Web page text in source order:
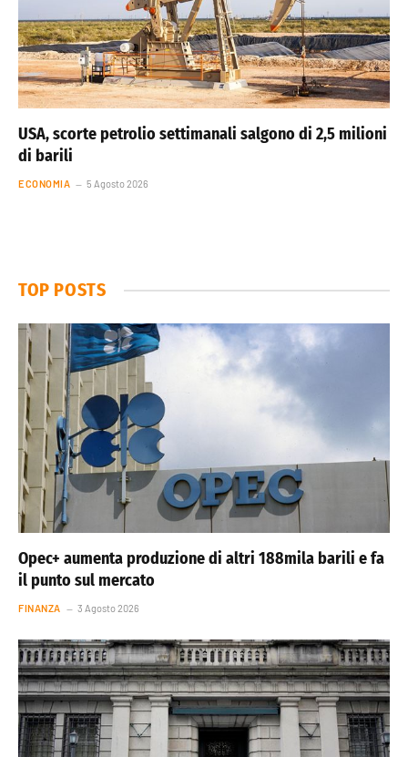
USA, scorte petrolio settimanali salgono di 2,5 milioni
di barili
ECONOMIA 5 Agosto 2026
TOP POSTS
Opec+ aumenta produzione di altri 188mila barili e fa
il punto sul mercato
FINANZA 3 Agosto 2026